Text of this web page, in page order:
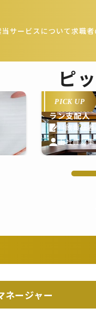
当サービスについて求職
ピ
PICK UP
THE
ラン支配人
料飲責任者
正社員募集
ネージャー